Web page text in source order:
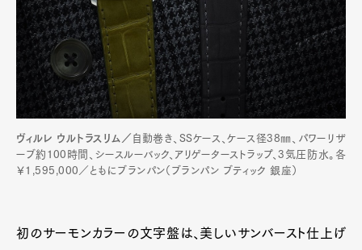
ヴィルレ ウルトラスリム／ 自動巻き、SSケース、ケース径38㎜、パワーリザ
ーブ約100時間、シースルーバック、アリゲーターストラップ、3気圧防水。各
￥1,595,000／ともにブランパン（ブランパン ブティック 銀座）
初のサーモンカラーの文字盤は、美しいサンバースト仕上げ